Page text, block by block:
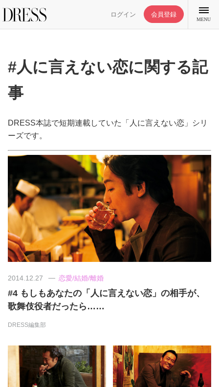
ログイン 会員登録
MENU
DRESS部活
ライフスタイル
ファッション
恋愛/結婚/離婚
美容/健康
妊娠/出産/家族
ココロ/カラダ
グルメ
トラベル
#人に言えない恋に関する記
事
DRESS本誌で短期連載していた「人に言えない恋」シリ
ーズです。
2014.12.27 恋愛/結婚/離婚
#4 もしもあなたの「人に言えない恋」の相手が、
歌舞伎役者だったら……
DRESS編集部